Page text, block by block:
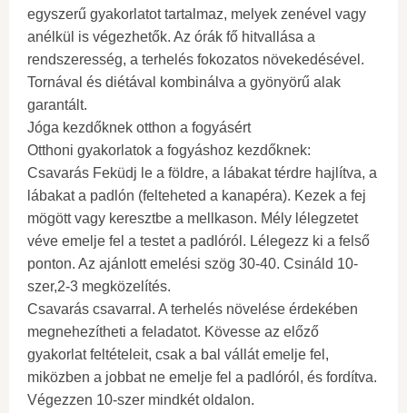
egyszerű gyakorlatot tartalmaz, melyek zenével vagy
anélkül is végezhetők. Az órák fő hitvallása a
rendszeresség, a terhelés fokozatos növekedésével.
Tornával és diétával kombinálva a gyönyörű alak
garantált.
Jóga kezdőknek otthon a fogyásért
Otthoni gyakorlatok a fogyáshoz kezdőknek:
Csavarás Feküdj le a földre, a lábakat térdre hajlítva, a
lábakat a padlón (felteheted a kanapéra). Kezek a fej
mögött vagy keresztbe a mellkason. Mély lélegzetet
véve emelje fel a testet a padlóról. Lélegezz ki a felső
ponton. Az ajánlott emelési szög 30-40. Csináld 10-
szer,2-3 megközelítés.
Csavarás csavarral. A terhelés növelése érdekében
megnehezítheti a feladatot. Kövesse az előző
gyakorlat feltételeit, csak a bal vállát emelje fel,
miközben a jobbat ne emelje fel a padlóról, és fordítva.
Végezzen 10-szer mindkét oldalon.